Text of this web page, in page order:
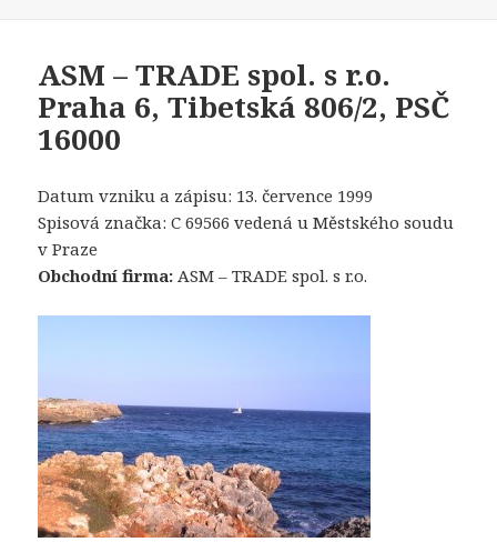
ASM – TRADE spol. s r.o.
Praha 6, Tibetská 806/2, PSČ
16000
Datum vzniku a zápisu: 13. července 1999
Spisová značka: C 69566 vedená u Městského soudu
v Praze
Obchodní firma: ASM – TRADE spol. s r.o.